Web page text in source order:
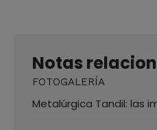
Notas
FOTOGALERÍA
Metalúrgica Tandil: las